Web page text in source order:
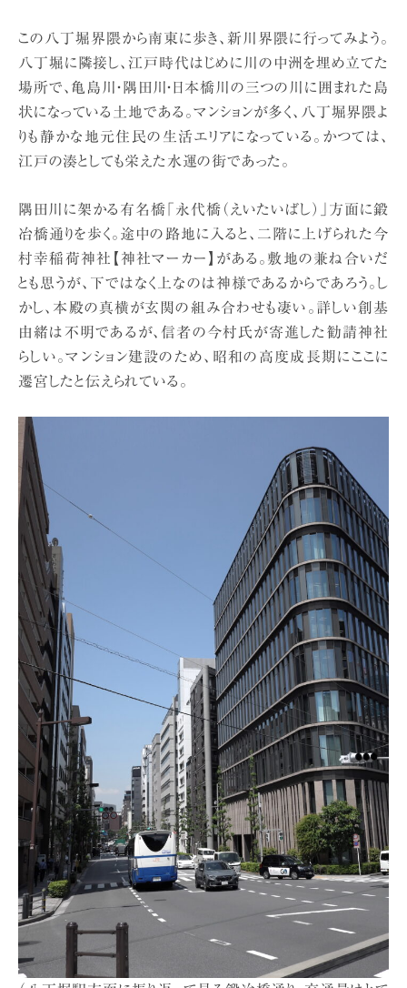
この八丁堀界隈から南東に歩き、新川界隈に行ってみよう。
八丁堀に隣接し、江戸時代はじめに川の中洲を埋め立てた
場所で、亀島川・隅田川・日本橋川の三つの川に囲まれた島
状になっている土地である。マンションが多く、八丁堀界隈よ
りも静かな地元住民の生活エリアになっている。かつては、
江戸の湊としても栄えた水運の街であった。
隅田川に架かる有名橋「永代橋（えいたいばし）」方面に鍛
冶橋通りを歩く。途中の路地に入ると、二階に上げられた今
村幸稲荷神社【神社マーカー】がある。敷地の兼ね合いだ
とも思うが、下ではなく上なのは神様であるからであろう。し
かし、本殿の真横が玄関の組み合わせも凄い。詳しい創基
由緒は不明であるが、信者の今村氏が寄進した勧請神社
らしい。マンション建設のため、昭和の高度成長期にここに
遷宮したと伝えられている。